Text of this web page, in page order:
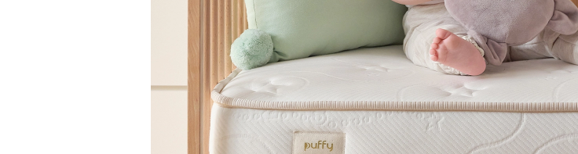
No-turn teknolojisine sahip Dory Baby yatakları
çevirmeniz gerekmez. Ayrı paketlenmiş ve bağımsız
çalışabilen yaylarıyla bebeğinizin vücuduna en doğru
omurga desteğini sağlar. Geliştirilmiş free-zone teknolojisi
sayesinde yatak üzerindeki ekstra hareketlerden
bebeğinizin rahatsız olmasını engeller.Pamuklu yüzeyi